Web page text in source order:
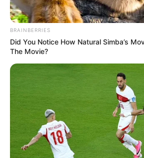
Nieves Pelayo: 47 años
Hilary Ortega: 9 años
BRAINBERRIES
Did You Notice How Natural Simba’s
The Movie?